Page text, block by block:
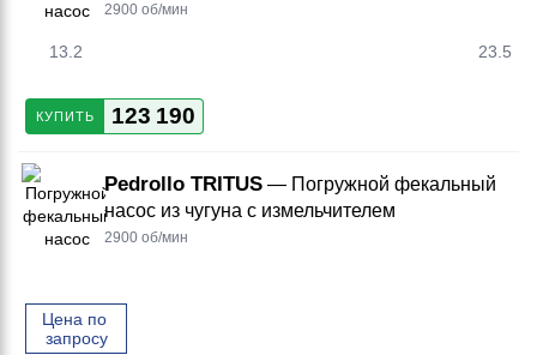
2900 об/мин
13.2 23.5
КУПИТЬ 123 190
Pedrollo TRITUS — Погружной фекальный
насос из чугуна с измельчителем
2900 об/мин
Цена по
запросу